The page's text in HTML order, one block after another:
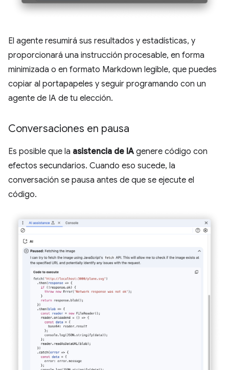
El agente resumirá sus resultados y estadísticas, y
proporcionará una instrucción procesable, en forma
minimizada o en formato Markdown legible, que puedes
copiar al portapapeles y seguir programando con un
agente de IA de tu elección.
Conversaciones en pausa
Es posible que la asistencia de IA genere código con
efectos secundarios. Cuando eso sucede, la
conversación se pausa antes de que se ejecute el
código.